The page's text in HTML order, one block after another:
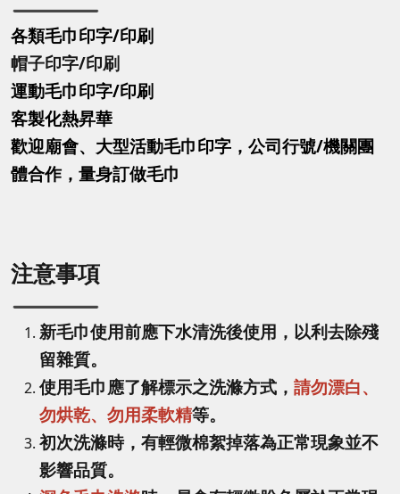
各類毛巾印字/印刷
帽子印字/印刷
運動毛巾印字/印刷
客製化熱昇華
歡迎廟會、大型活動毛巾印字，公司行號/機關團
體合作，量身訂做毛巾
注意事項
新毛巾使用前應下水清洗後使用，以利去除殘
留雜質。
使用毛巾應了解標示之洗滌方式， 請勿漂白、
勿烘乾、勿用柔軟精等。
初次洗滌時，有輕微棉絮掉落為正常現象並不
影響品質。